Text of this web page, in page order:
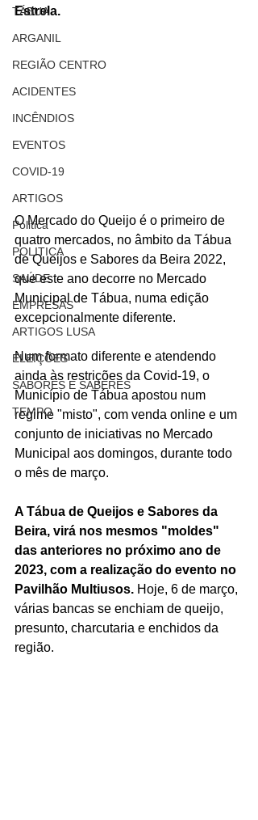
TÁBUA
ARGANIL
REGIÃO CENTRO
ACIDENTES
INCÊNDIOS
EVENTOS
COVID-19
ARTIGOS
Politica
POLITICA
SAÚDE
EMPRESAS
ARTIGOS LUSA
ELEIÇÕES
SABORES E SABERES
TEMPO
Estrela.
O Mercado do Queijo é o primeiro de
quatro mercados, no âmbito da Tábua
de Queijos e Sabores da Beira 2022,
que este ano decorre no Mercado
Municipal de Tábua, numa edição
excepcionalmente diferente.
Num formato diferente e atendendo
ainda às restrições da Covid-19, o
Município de Tábua apostou num
regime "misto", com venda online e um
conjunto de iniciativas no Mercado
Municipal aos domingos, durante todo
o mês de março.
A Tábua de Queijos e Sabores da
Beira, virá nos mesmos "moldes"
das anteriores no próximo ano de
2023, com a realização do evento no
Pavilhão Multiusos. Hoje, 6 de março,
várias bancas se enchiam de queijo,
presunto, charcutaria e enchidos da
região.